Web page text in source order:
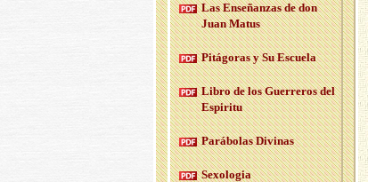
Las En­se­ñan­zas de don
Juan Matus
Pi­tá­go­ras y Su Es­cue­la
Libro de los Gue­rre­ros del
Es­pi­ri­tu
Pa­rá­bo­las Di­vi­nas
Se­xo­lo­gia